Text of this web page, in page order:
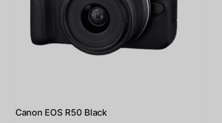
Canon EOS R50 Black